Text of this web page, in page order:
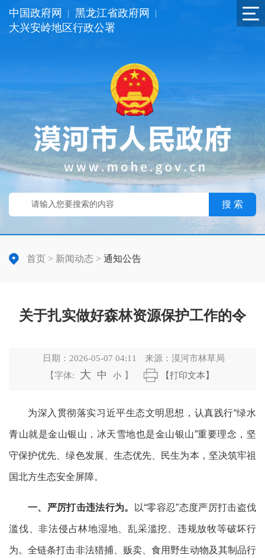
中国政府网 黑龙江省政府网
大兴安岭地区行政公署
搜 索
首页 > 新闻动态 > 通知公告
关于扎实做好森林资源保护工作的令
日期： 2026-05-07 04:11 来源： 漠河市林草局
【字体:
大 中 小 】 【打印文本】
为深入贯彻落实习近平生态文明思想，认真践行“绿水
青山就是金山银山，冰天雪地也是金山银山”重要理念，坚
守保护优先、绿色发展、生态优先、民生为本，坚决筑牢祖
国北方生态安全屏障。
一、严厉打击违法行为。 以“零容忍”态度严厉打击盗伐
滥伐、非法侵占林地湿地、乱采滥挖、违规放牧等破坏行
为。全链条打击非法猎捕、贩卖、食用野生动物及其制品行